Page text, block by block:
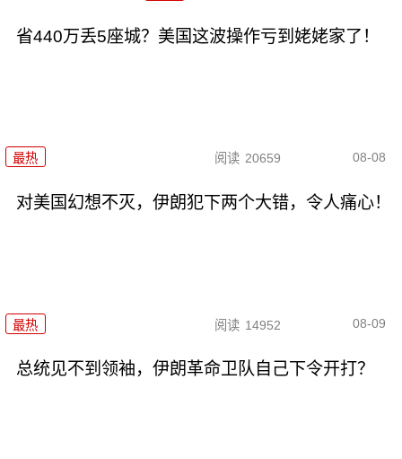
省440万丢5座城？美国这波操作亏到姥姥家了！
最热 阅读 20659 08-08
对美国幻想不灭，伊朗犯下两个大错，令人痛心！
最热 阅读 14952 08-09
总统见不到领袖，伊朗革命卫队自己下令开打？